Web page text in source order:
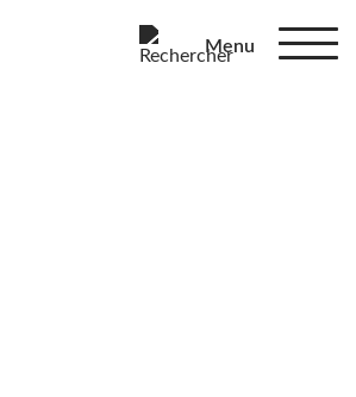
Menu